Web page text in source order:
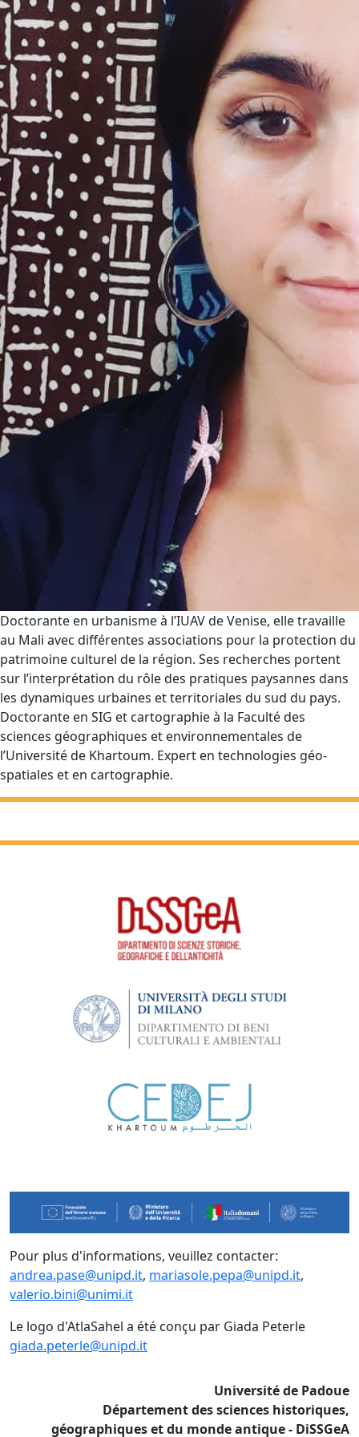
Doctorante en urbanisme à l’IUAV de Venise, elle travaille
au Mali avec différentes associations pour la protection du
patrimoine culturel de la région. Ses recherches portent
sur l’interprétation du rôle des pratiques paysannes dans
les dynamiques urbaines et territoriales du sud du pays.
Doctorante en SIG et cartographie à la Faculté des
sciences géographiques et environnementales de
l’Université de Khartoum. Expert en technologies géo-
spatiales et en cartographie.
Pour plus d'informations, veuillez contacter:
andrea.pase@unipd.it, mariasole.pepa@unipd.it,
valerio.bini@unimi.it
Le logo d'AtlaSahel a été conçu par Giada Peterle
giada.peterle@unipd.it
Université de Padoue
Département des sciences historiques,
géographiques et du monde antique - DiSSGeA